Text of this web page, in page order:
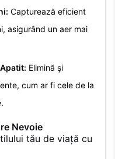
Capturează eficient
asigurând un aer mai
Elimină și
cum ar fi cele de la
Nevoie
tău de viață cu